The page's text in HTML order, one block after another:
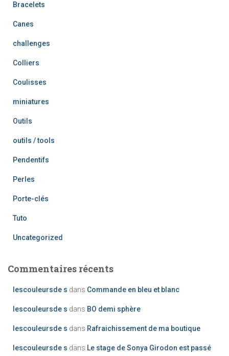
Bracelets
Canes
challenges
Colliers
Coulisses
miniatures
Outils
outils / tools
Pendentifs
Perles
Porte-clés
Tuto
Uncategorized
Commentaires récents
lescouleursde s dans Commande en bleu et blanc
lescouleursde s dans BO demi sphère
lescouleursde s dans Rafraichissement de ma boutique
lescouleursde s dans Le stage de Sonya Girodon est passé